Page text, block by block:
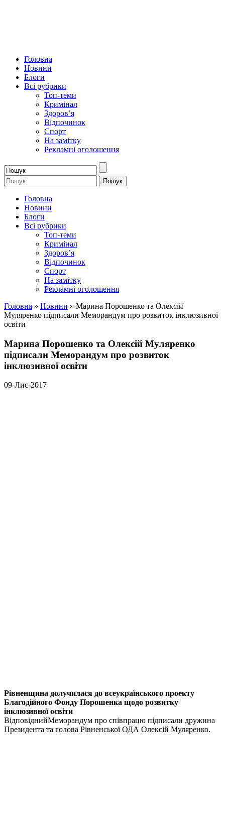
Головна
Новини
Блоги
Всі рубрики
Топ-теми
Кримінал
Здоров’я
Відпочинок
Спорт
На замітку
Рекламні оголошення
Головна
Новини
Блоги
Всі рубрики
Топ-теми
Кримінал
Здоров’я
Відпочинок
Спорт
На замітку
Рекламні оголошення
Головна » Новини » Марина Порошенко та Олексій
Муляренко підписали Меморандум про розвиток інклюзивної
освіти
Марина Порошенко та Олексій Муляренко
підписали Меморандум про розвиток
інклюзивної освіти
09-Лис-2017
Рівненщина долучилася до всеукраїнського проекту
Благодійного Фонду Порошенка щодо розвитку
інклюзивної освіти
ВідповіднийМеморандум про співпрацю підписали дружина
Президента та голова Рівненської ОДА Олексій Муляренко.